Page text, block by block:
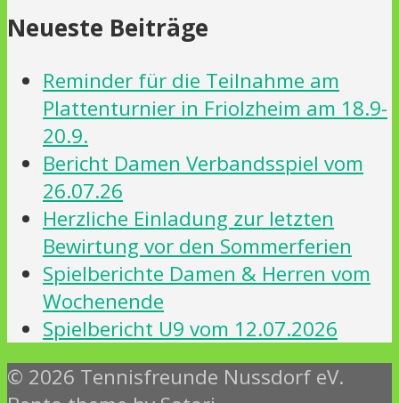
Neueste Beiträge
Reminder für die Teilnahme am
Plattenturnier in Friolzheim am 18.9-
20.9.
Bericht Damen Verbandsspiel vom
26.07.26
Herzliche Einladung zur letzten
Bewirtung vor den Sommerferien
Spielberichte Damen & Herren vom
Wochenende
Spielbericht U9 vom 12.07.2026
© 2026 Tennisfreunde Nussdorf eV.